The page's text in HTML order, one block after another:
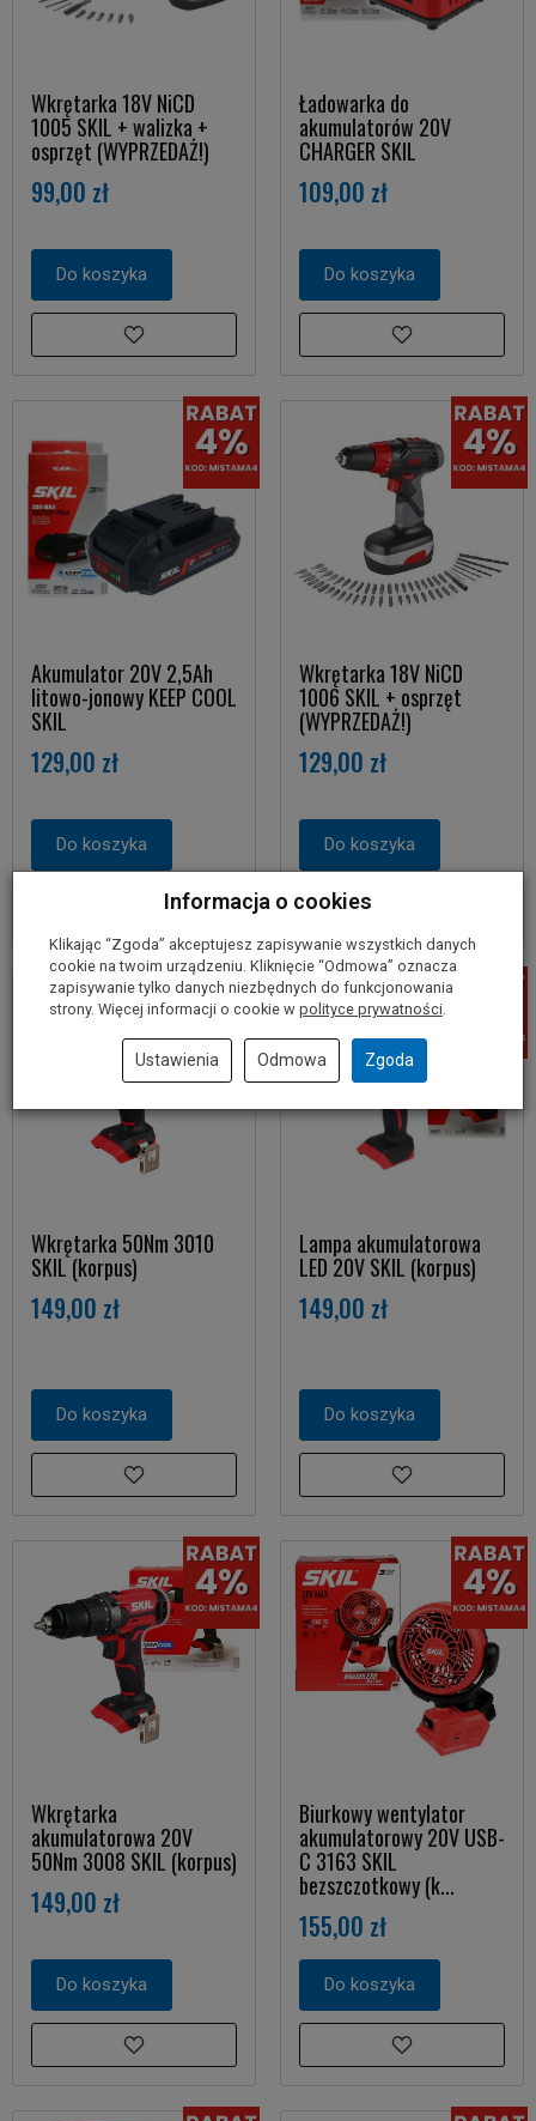
Wkrętarka 18V NiCD
1005 SKIL + walizka +
osprzęt (WYPRZEDAŻ!)
99,00 zł
Do koszyka
Ładowarka do
akumulatorów 20V
CHARGER SKIL
109,00 zł
Do koszyka
Akumulator 20V 2,5Ah
litowo-jonowy KEEP COOL
SKIL
129,00 zł
Do koszyka
Wkrętarka 18V NiCD
1006 SKIL + osprzęt
(WYPRZEDAŻ!)
129,00 zł
Do koszyka
Wkrętarka 50Nm 3010
SKIL (korpus)
149,00 zł
Do koszyka
Lampa akumulatorowa
LED 20V SKIL (korpus)
149,00 zł
Do koszyka
Wkrętarka
akumulatorowa 20V
50Nm 3008 SKIL (korpus)
149,00 zł
Do koszyka
Biurkowy wentylator
akumulatorowy 20V USB-
C 3163 SKIL
bezszczotkowy (k...
155,00 zł
Do koszyka
Informacja o cookies
Klikając “Zgoda” akceptujesz zapisywanie wszystkich danych
cookie na twoim urządzeniu. Kliknięcie “Odmowa” oznacza
zapisywanie tylko danych niezbędnych do funkcjonowania
strony. Więcej informacji o cookie w polityce prywatności
Ustawienia Odmowa Zgoda